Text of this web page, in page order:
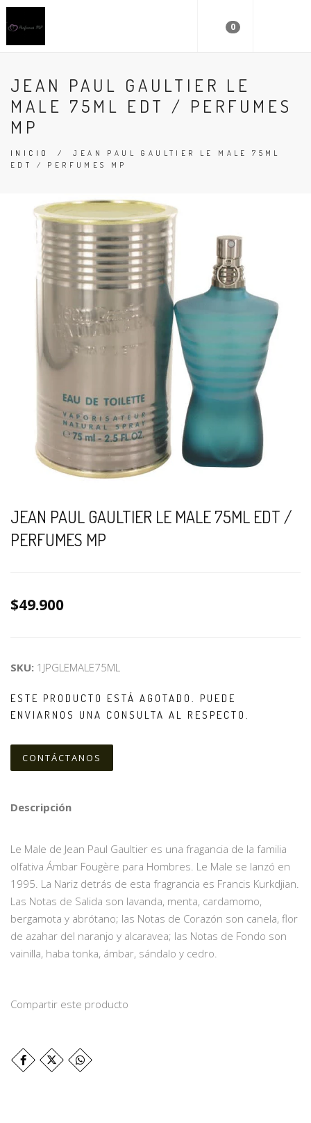
0
JEAN PAUL GAULTIER LE
MALE 75ML EDT / PERFUMES
MP
INICIO /JEAN PAUL GAULTIER LE MALE 75ML
EDT / PERFUMES MP
JEAN PAUL GAULTIER LE MALE 75ML EDT /
PERFUMES MP
$49.900
SKU: 1JPGLEMALE75ML
ESTE PRODUCTO ESTÁ AGOTADO. PUEDE
ENVIARNOS UNA CONSULTA AL RESPECTO.
CONTÁCTANOS
Descripción
Le Male de Jean Paul Gaultier es una fragancia de la familia
olfativa Ámbar Fougère para Hombres. Le Male se lanzó en
1995. La Nariz detrás de esta fragrancia es Francis Kurkdjian.
Las Notas de Salida son lavanda, menta, cardamomo,
bergamota y abrótano; las Notas de Corazón son canela, flor
de azahar del naranjo y alcaravea; las Notas de Fondo son
vainilla, haba tonka, ámbar, sándalo y cedro.
Compartir este producto